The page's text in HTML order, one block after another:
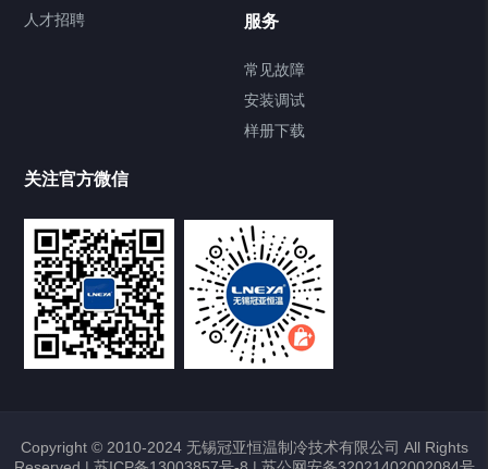
Chamber试验箱
TCU温度控制单元
VOCs冷凝回收装置
人才招聘
服务
常见故障
安装调试
样册下载
关注官方微信
Copyright © 2010-2024 无锡冠亚恒温制冷技术有限公司 All Rights